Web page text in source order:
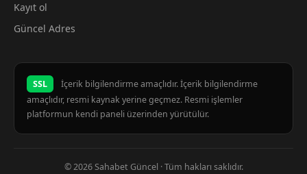
Kayıt ol
Güncel Adres
SSL
İçerik bilgilendirme amaçlıdır. İçerik bilgilendirme
amaçlıdır, resmi kaynak yerine geçmez. Resmi işlemler
platformun kendi paneli üzerinden yürütülür.
© 2026 Sahabet Güncel · Tüm hakları saklıdır.